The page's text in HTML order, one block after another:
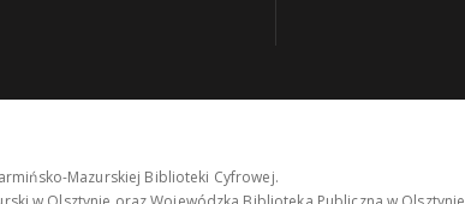
Mazurskiej Biblioteki Cyfrowej.